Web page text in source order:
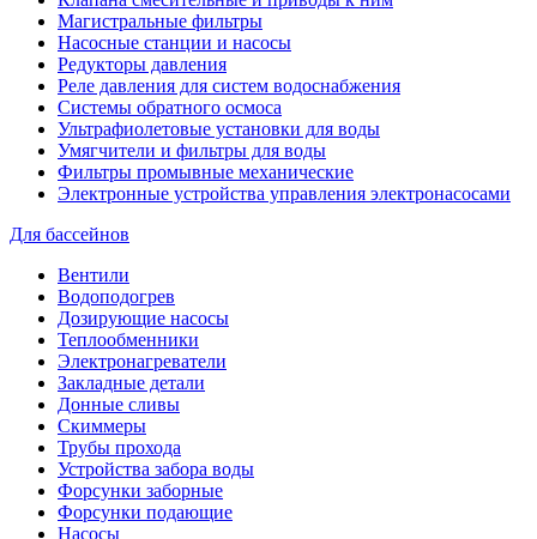
Магистральные фильтры
Насосные станции и насосы
Редукторы давления
Реле давления для систем водоснабжения
Системы обратного осмоса
Ультрафиолетовые установки для воды
Умягчители и фильтры для воды
Фильтры промывные механические
Электронные устройства управления электронасосами
Для бассейнов
Вентили
Водоподогрев
Дозирующие насосы
Теплообменники
Электронагреватели
Закладные детали
Донные сливы
Скиммеры
Трубы прохода
Устройства забора воды
Форсунки заборные
Форсунки подающие
Насосы